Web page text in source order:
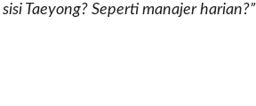
Taeyong? Seperti manajer harian?”